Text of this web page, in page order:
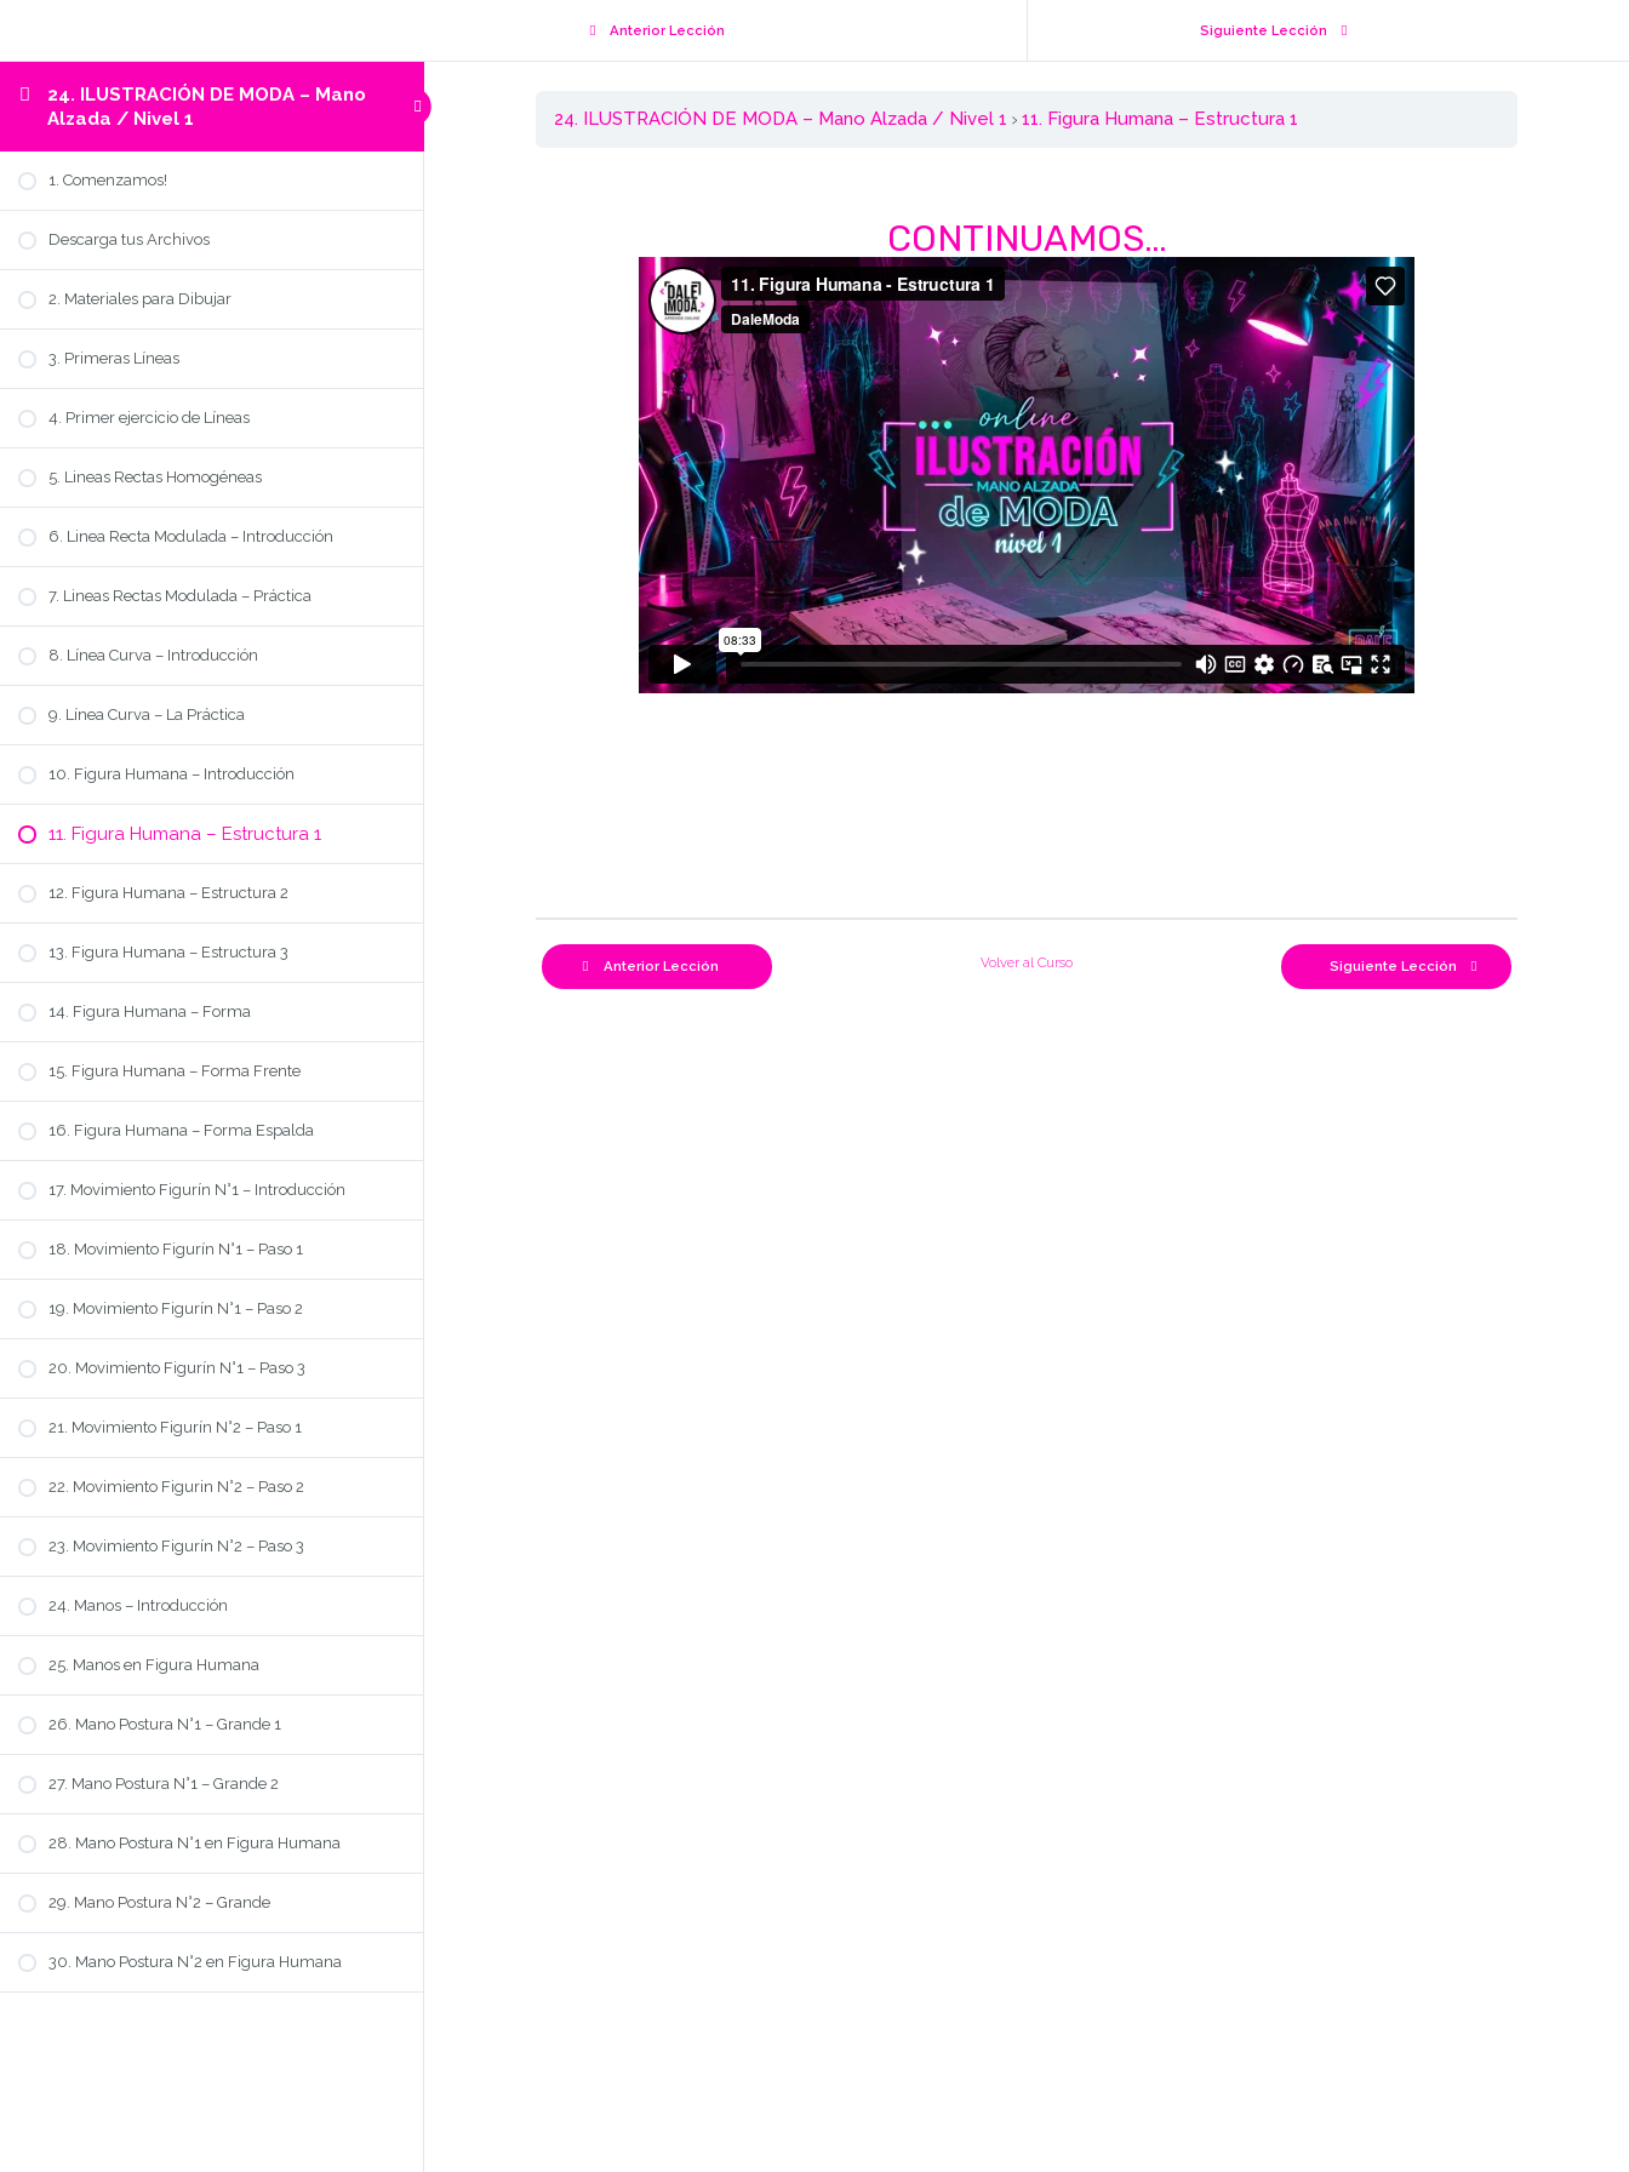
24. ILUSTRACIÓN DE MODA – Mano
Alzada / Nivel 1
1. Comenzamos!
Descarga tus Archivos
2. Materiales para Dibujar
3. Primeras Líneas
4. Primer ejercicio de Líneas
5. Lineas Rectas Homogéneas
6. Linea Recta Modulada – Introducción
7. Lineas Rectas Modulada – Práctica
8. Línea Curva – Introducción
9. Línea Curva – La Práctica
10. Figura Humana – Introducción
11. Figura Humana – Estructura 1
12. Figura Humana – Estructura 2
13. Figura Humana – Estructura 3
14. Figura Humana – Forma
15. Figura Humana – Forma Frente
16. Figura Humana – Forma Espalda
17. Movimiento Figurín N°1 – Introducción
18. Movimiento Figurín N°1 – Paso 1
19. Movimiento Figurín N°1 – Paso 2
20. Movimiento Figurín N°1 – Paso 3
21. Movimiento Figurín N°2 – Paso 1
22. Movimiento Figurin N°2 – Paso 2
23. Movimiento Figurín N°2 – Paso 3
24. Manos – Introducción
25. Manos en Figura Humana
26. Mano Postura N°1 – Grande 1
27. Mano Postura N°1 – Grande 2
28. Mano Postura N°1 en Figura Humana
29. Mano Postura N°2 – Grande
30. Mano Postura N°2 en Figura Humana
Anterior Lección Siguiente Lección
24. ILUSTRACIÓN DE MODA – Mano Alzada / Nivel 1 11. Figura Humana – Estructura 1
CONTINUAMOS…
Anterior Lección Volver al Curso Siguiente Lección
Modalidad
Precio
Preguntas Frecuentes
QUIENES SOMOS
Bio DaleModa
Bio Cynthia
Registro
Ingreso
Mi Cuenta
UNIVERSO DE MODA
Que aprendo?
Modalidad
Precio
Preguntas Frecuentes
QUIENES SOMOS
Bio DaleModa
Bio Cynthia